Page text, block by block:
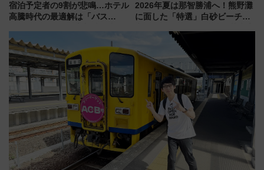
宿泊予定者の9割が悲鳴…ホテル
高騰時代の最適解は「バス
した、推し活遠征や観光時のリ
アルな懐事情
2026年夏は那智勝浦へ！熊野灘
に面した「特選」白砂ビーチは
会」は8月11日開催！